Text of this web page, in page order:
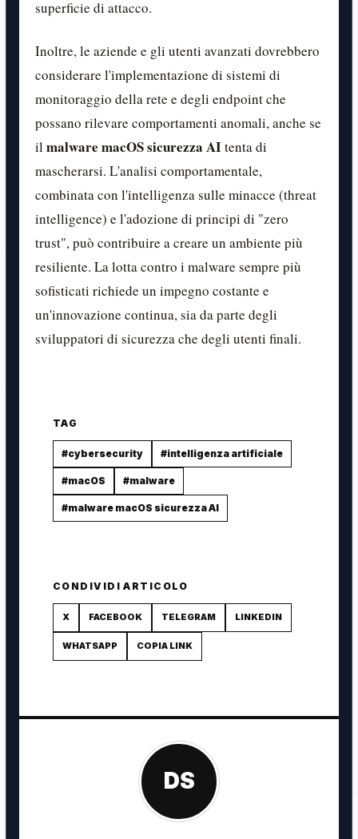
superficie di attacco.
Inoltre, le aziende e gli utenti avanzati dovrebbero
considerare l'implementazione di sistemi di
monitoraggio della rete e degli endpoint che
possano rilevare comportamenti anomali, anche se
il malware macOS sicurezza AItenta di
mascherarsi. L'analisi comportamentale,
combinata con l'intelligenza sulle minacce (threat
intelligence) e l'adozione di principi di "zero
trust", può contribuire a creare un ambiente più
resiliente. La lotta contro i malware sempre più
sofisticati richiede un impegno costante e
un'innovazione continua, sia da parte degli
sviluppatori di sicurezza che degli utenti finali.
TAG
#cybersecurity #intelligenza artificiale
#macOS #malware
#malware macOS sicurezza AI
CONDIVIDI ARTICOLO
X FACEBOOK TELEGRAM LINKEDIN
WHATSAPP COPIA LINK
DS